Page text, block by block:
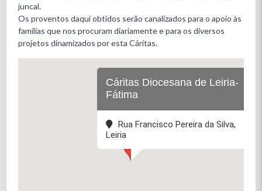
juncal.
Os proventos daqui obtidos serão canalizados para o apoio às
famílias que nos procuram diariamente e para os diversos
projetos dinamizados por esta Cáritas.
Cáritas Diocesana de Leiria-
Fátima
Rua Francisco Pereira da Silva,
Leiria